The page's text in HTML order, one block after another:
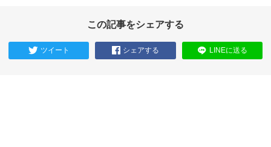
この記事をシェアする
ツイート シェアする LINEに送る